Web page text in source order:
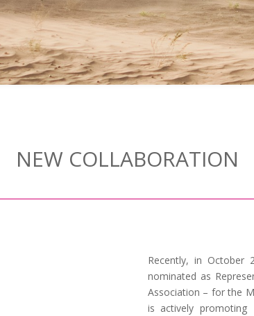
NEW COLLABORATION
Recently, in October
nominated as
Association – for the
is actively promoting